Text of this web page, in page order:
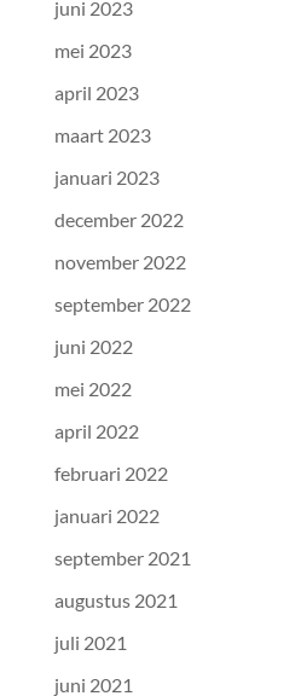
juni 2023
mei 2023
april 2023
maart 2023
januari 2023
december 2022
november 2022
september 2022
juni 2022
mei 2022
april 2022
februari 2022
januari 2022
september 2021
augustus 2021
juli 2021
juni 2021